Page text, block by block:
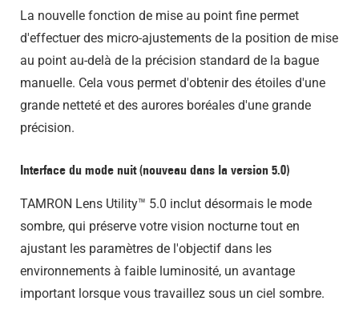
La nouvelle fonction de mise au point fine permet
d'effectuer des micro-ajustements de la position de mise
au point au-delà de la précision standard de la bague
manuelle. Cela vous permet d'obtenir des étoiles d'une
grande netteté et des aurores boréales d'une grande
précision.
Interface du mode nuit (nouveau dans la version 5.0)
TAMRON Lens Utility™ 5.0 inclut désormais le mode
sombre, qui préserve votre vision nocturne tout en
ajustant les paramètres de l'objectif dans les
environnements à faible luminosité, un avantage
important lorsque vous travaillez sous un ciel sombre.